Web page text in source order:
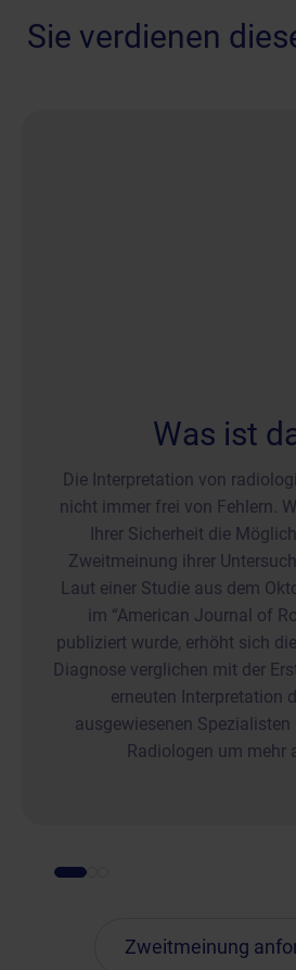
Sie verdienen
Was ist
Die Interpretation von
nicht immer frei von Fehlern.
Ihrer Sicherheit die
Zweitmeinung ihrer
Laut einer Studie aus dem
im “American Journal of
publiziert wurde, erhöht sich
Diagnose verglichen mit der
erneuten Interpretation
ausgewiesenen
Radiologen um mehr
Zweitmeinung